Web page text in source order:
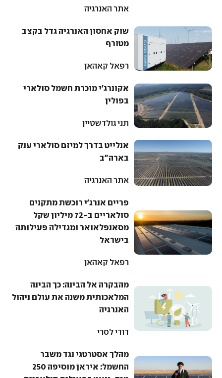
אתר האנרגיה
שוק אחסון האנרגיה גדל בקצב
מטורף
רפאל קאהאן
אקונרג'י מוכרת חשמל סולארי
בפולין
תני גולדשטיין
אנלייט בדרך למיזם סולארי ענק
בארה"ב
אתר האנרגיה
פריים אנרג'י רוכשת מתקנים
סולאריים ב-72 מיליון שקל
מסאנפלאואר ומגדילה פעילותה
בישראל
רפאל קאהאן
מהבקרה אל הבינה: כך הבינה
המלאכותית משנה את עולם ניהול
האנרגיה
דודי לסרי
מהלך אסטרטגי נגד משבר
החשמל: איראן מוסיפה 250